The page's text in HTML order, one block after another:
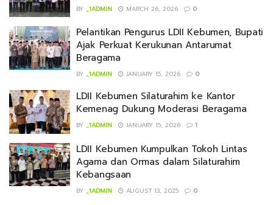
BY _1ADMIN MARCH 26, 2026 0
Pelantikan Pengurus LDII Kebumen, Bupati
Ajak Perkuat Kerukunan Antarumat
Beragama
BY _1ADMIN JANUARY 15, 2026 0
LDII Kebumen Silaturahim ke Kantor
Kemenag Dukung Moderasi Beragama
BY _1ADMIN JANUARY 15, 2026 1
LDII Kebumen Kumpulkan Tokoh Lintas
Agama dan Ormas dalam Silaturahim
Kebangsaan
BY _1ADMIN AUGUST 13, 2025 0